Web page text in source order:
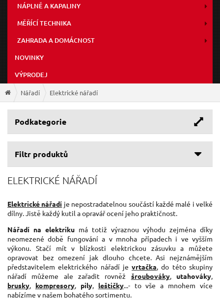
NÁPLNĚ A KAPALINY
MĚŘÍCÍ TECHNIKA
ZAHRADA A DOMÁCNOST
NOVINKY
VÝPRODEJ
Nářadí Elektrické nářadí
Podkategorie
Filtr produktů
ELEKTRICKÉ NÁŘADÍ
Elektrické nářadí je nepostradatelnou součástí každé malé i velké
dílny. Jistě každý kutil a opravář ocení jeho praktičnost.
Nářadí na elektriku má totiž výraznou výhodu zejména díky
neomezené době fungování a v mnoha případech i ve vyšším
výkonu. Stačí mít v blízkosti elektrickou zásuvku a můžete
opravovat bez omezení jak dlouho chcete. Asi nejznámějším
představitelem elektrického nářadí jevrtačka, do této skupiny
nářadí můžeme ale zařadit rovněž šroubováky, utahováky,
brusky, kompresory, pily, leštičky...- to vše a mnohem více
nabízíme v našem bohatého sortimentu.